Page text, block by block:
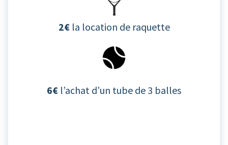
2€la location de raquette
6€ l’achat d’un tube de 3 balles